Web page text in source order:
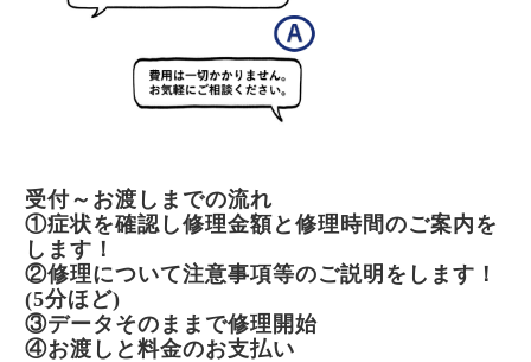
受付～お渡しまでの流れ
①症状を確認し修理金額と修理時間のご案内を
します！
②修理について注意事項等のご説明をします！
(5分ほど)
③データそのままで修理開始
④お渡しと料金のお支払い